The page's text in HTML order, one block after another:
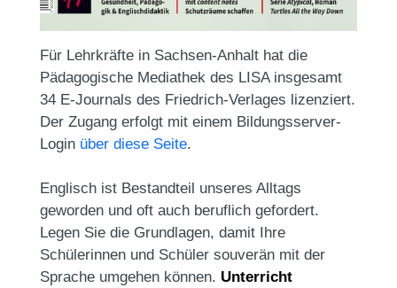
Für Lehrkräfte in Sachsen-Anhalt hat die
Pädagogische Mediathek des LISA insgesamt
34 E-Journals des Friedrich-Verlages lizenziert.
Der Zugang erfolgt mit einem Bildungsserver-
Login über diese Seite.
Englisch ist Bestandteil unseres Alltags
geworden und oft auch beruflich gefordert.
Legen Sie die Grundlagen, damit Ihre
Schülerinnen und Schüler souverän mit der
Sprache umgehen können. Unterricht